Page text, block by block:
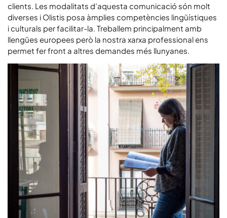
clients. Les modalitats d’aquesta comunicació són molt
diverses i Olistis posa àmplies competències lingüístiques
i culturals per facilitar-la. Treballem principalment amb
llengües europees però la nostra xarxa professional ens
permet fer front a altres demandes més llunyanes.